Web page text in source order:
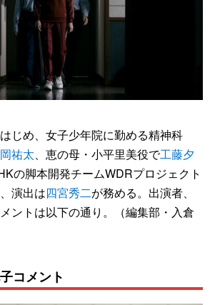
じめ、女子少年院に勤める精神科
祐太、恵の母・小平里美役で工藤夕
の脚本開発チームWDRプロジェクト
、演出は四宮秀二が務める。出演者、
ントは以下の通り。（編集部・入倉
コメント